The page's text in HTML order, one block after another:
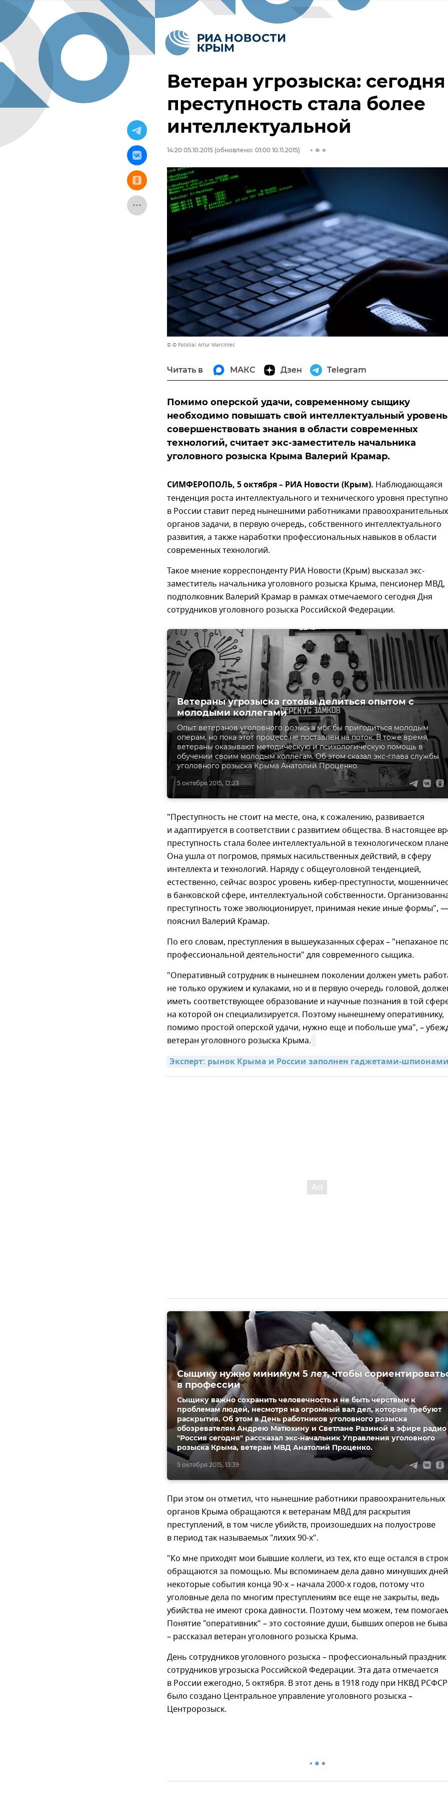
Ветеран угрозыска: сегодня
преступность стала более
интеллектуальной
14:20 05.10.2015 (обновлено: 01:00 10.11.2015)
© © Fotolia/ Artur Marciniec
Читать в МАКС Дзен Telegram
Помимо оперской удачи, современному сыщику
необходимо повышать свой интеллектуальный
совершенствовать знания в области современных
технологий, считает экс-заместитель начальника
уголовного розыска Крыма Валерий Крамар.
СИМФЕРОПОЛЬ, 5 октября – РИА Новости (Крым). Наблюдающаяся
тенденция роста интеллектуального и технического уровня
в России ставит перед нынешними работниками правоохранительных
органов задачи, в первую очередь, собственного интеллектуального
развития, а также наработки профессиональных навыков в области
современных технологий.
Такое мнение корреспонденту РИА Новости (Крым) высказал экс-
заместитель начальника уголовного розыска Крыма, пенсионер МВД,
подполковник Валерий Крамар в рамках отмечаемого сегодня Дня
сотрудников уголовного розыска Российской Федерации.
5 октября 2015, 12:23
Ветераны угрозыска готовы делиться опытом с
молодыми коллегами
Опыт ветеранов уголовного розыска мог бы пригодиться молодым
операм, но пока этот процесс не поставлен на поток. В тоже время,
ветераны оказывают методическую и психологическую помощь в
обучении своим молодым коллегам. Об этом сказал экс-глава службы
уголовного розыска Крыма Анатолий Проценко.
"Преступность не стоит на месте, она, к сожалению, развивается
и адаптируется в соответствии с развитием общества. В настоящее
преступность стала более интеллектуальной в технологическом
Она ушла от погромов, прямых насильственных действий, в сферу
интеллекта и технологий. Наряду с общеуголовной тенденцией,
естественно, сейчас возрос уровень кибер-преступности,
в банковской сфере, интеллектуальной собственности.
преступность тоже эволюционирует, принимая некие иные формы", —
пояснил Валерий Крамар.
По его словам, преступления в вышеуказанных сферах – "непаханое
профессиональной деятельности" для современного сыщика.
"Оперативный сотрудник в нынешнем поколении должен уметь
не только оружием и кулаками, но и в первую очередь головой,
иметь соответствующее образование и научные познания в той
на которой он специализируется. Поэтому нынешнему оперативнику,
помимо простой оперской удачи, нужно еще и побольше ума", –
ветеран уголовного розыска Крыма.
Эксперт: рынок Крыма и России заполнен гаджетами-
5 октября 2015, 13:39
Сыщику нужно минимум 5 лет, чтобы
в профессии
Сыщику важно сохранить человечность и не быть черствым к
проблемам людей, несмотря на огромный вал дел, которые требуют
раскрытия. Об этом в День работников уголовного розыска
обозревателям Андрею Матюхину и Светлане Разиной в эфире радио
"Россия сегодня" рассказал экс-начальник Управления уголовного
розыска Крыма, ветеран МВД Анатолий Проценко.
При этом он отметил, что нынешние работники правоохранительных
органов Крыма обращаются к ветеранам МВД для раскрытия
преступлений, в том числе убийств, произошедших на полуострове
в период так называемых "лихих 90-х".
"Ко мне приходят мои бывшие коллеги, из тех, кто еще остался в
обращаются за помощью. Мы вспоминаем дела давно минувших
некоторые события конца 90-х – начала 2000-х годов, потому что
уголовные дела по многим преступлениям все еще не закрыты, ведь
убийства не имеют срока давности. Поэтому чем можем, тем
Понятие "оперативник" – это состояние души, бывших оперов не
– рассказал ветеран уголовного розыска Крыма.
День сотрудников уголовного розыска – профессиональный праздник
сотрудников угрозыска Российской Федерации. Эта дата отмечается
в России ежегодно, 5 октября. В этот день в 1918 году при НКВД РСФСР
было создано Центральное управление уголовного розыска –
Центророзыск.